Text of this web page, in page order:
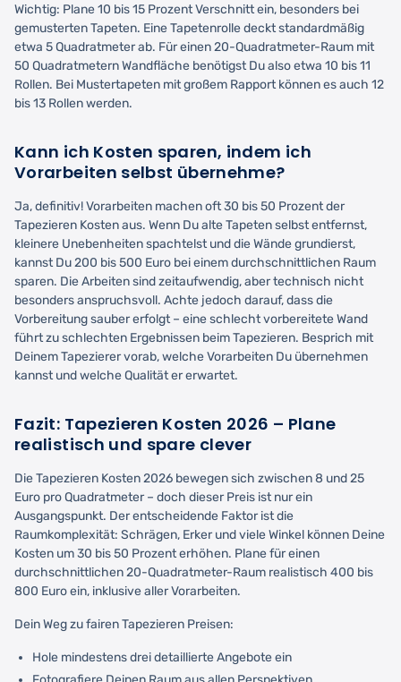
Wichtig: Plane 10 bis 15 Prozent Verschnitt ein, besonders bei
gemusterten Tapeten. Eine Tapetenrolle deckt standardmäßig
etwa 5 Quadratmeter ab. Für einen 20-Quadratmeter-Raum mit
50 Quadratmetern Wandfläche benötigst Du also etwa 10 bis 11
Rollen. Bei Mustertapeten mit großem Rapport können es auch 12
bis 13 Rollen werden.
Kann ich Kosten sparen, indem ich
Vorarbeiten selbst übernehme?
Ja, definitiv! Vorarbeiten machen oft 30 bis 50 Prozent der
Tapezieren Kosten aus. Wenn Du alte Tapeten selbst entfernst,
kleinere Unebenheiten spachtelst und die Wände grundierst,
kannst Du 200 bis 500 Euro bei einem durchschnittlichen Raum
sparen. Die Arbeiten sind zeitaufwendig, aber technisch nicht
besonders anspruchsvoll. Achte jedoch darauf, dass die
Vorbereitung sauber erfolgt – eine schlecht vorbereitete Wand
führt zu schlechten Ergebnissen beim Tapezieren. Besprich mit
Deinem Tapezierer vorab, welche Vorarbeiten Du übernehmen
kannst und welche Qualität er erwartet.
Fazit: Tapezieren Kosten 2026 – Plane
realistisch und spare clever
Die Tapezieren Kosten 2026 bewegen sich zwischen 8 und 25
Euro pro Quadratmeter – doch dieser Preis ist nur ein
Ausgangspunkt. Der entscheidende Faktor ist die
Raumkomplexität: Schrägen, Erker und viele Winkel können Deine
Kosten um 30 bis 50 Prozent erhöhen. Plane für einen
durchschnittlichen 20-Quadratmeter-Raum realistisch 400 bis
800 Euro ein, inklusive aller Vorarbeiten.
Dein Weg zu fairen Tapezieren Preisen:
Hole mindestens drei detaillierte Angebote ein